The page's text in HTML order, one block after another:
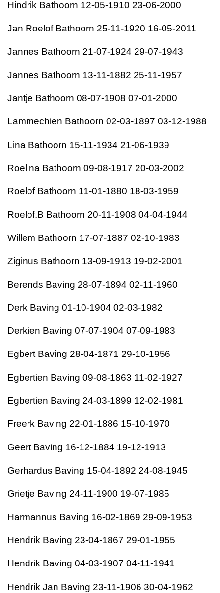
Hindrik Bathoorn 12-05-1910 23-06-2000
Jan Roelof Bathoorn 25-11-1920 16-05-2011
Jannes Bathoorn 21-07-1924 29-07-1943
Jannes Bathoorn 13-11-1882 25-11-1957
Jantje Bathoorn 08-07-1908 07-01-2000
Lammechien Bathoorn 02-03-1897 03-12-1988
Lina Bathoorn 15-11-1934 21-06-1939
Roelina Bathoorn 09-08-1917 20-03-2002
Roelof Bathoorn 11-01-1880 18-03-1959
Roelof.B Bathoorn 20-11-1908 04-04-1944
Willem Bathoorn 17-07-1887 02-10-1983
Ziginus Bathoorn 13-09-1913 19-02-2001
Berends Baving 28-07-1894 02-11-1960
Derk Baving 01-10-1904 02-03-1982
Derkien Baving 07-07-1904 07-09-1983
Egbert Baving 28-04-1871 29-10-1956
Egbertien Baving 09-08-1863 11-02-1927
Egbertien Baving 24-03-1899 12-02-1981
Freerk Baving 22-01-1886 15-10-1970
Geert Baving 16-12-1884 19-12-1913
Gerhardus Baving 15-04-1892 24-08-1945
Grietje Baving 24-11-1900 19-07-1985
Harmannus Baving 16-02-1869 29-09-1953
Hendrik Baving 23-04-1867 29-01-1955
Hendrik Baving 04-03-1907 04-11-1941
Hendrik Jan Baving 23-11-1906 30-04-1962